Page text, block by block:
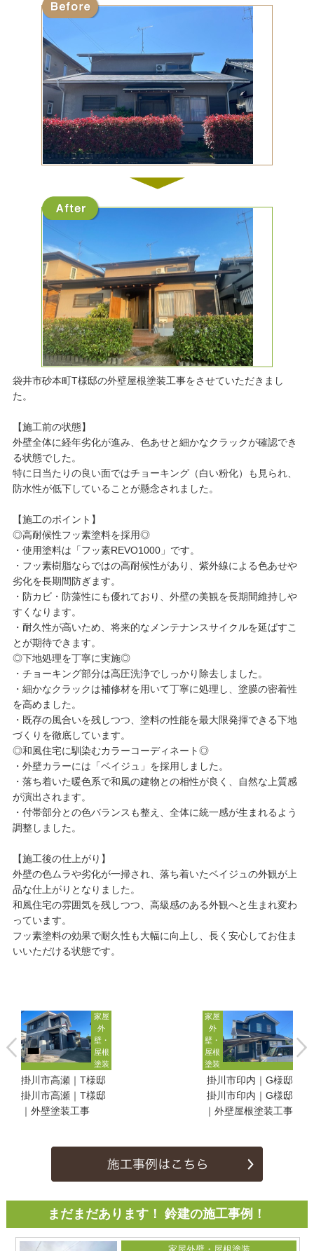
袋井市砂本町T様邸の外壁屋根塗装工事をさせていただきまし
た。
【施工前の状態】
外壁全体に経年劣化が進み、色あせと細かなクラックが確認でき
る状態でした。
特に日当たりの良い面ではチョーキング（白い粉化）も見られ、
防水性が低下していることが懸念されました。
【施工のポイント】
◎高耐候性フッ素塗料を採用◎
・使用塗料は「フッ素REVO1000」です。
・フッ素樹脂ならではの高耐候性があり、紫外線による色あせや
劣化を長期間防ぎます。
・防カビ・防藻性にも優れており、外壁の美観を長期間維持しや
すくなります。
・耐久性が高いため、将来的なメンテナンスサイクルを延ばすこ
とが期待できます。
◎下地処理を丁寧に実施◎
・チョーキング部分は高圧洗浄でしっかり除去しました。
・細かなクラックは補修材を用いて丁寧に処理し、塗膜の密着性
を高めました。
・既存の風合いを残しつつ、塗料の性能を最大限発揮できる下地
づくりを徹底しています。
◎和風住宅に馴染むカラーコーディネート◎
・外壁カラーには「ベイジュ」を採用しました。
・落ち着いた暖色系で和風の建物との相性が良く、自然な上質感
が演出されます。
・付帯部分との色バランスも整え、全体に統一感が生まれるよう
調整しました。
【施工後の仕上がり】
外壁の色ムラや劣化が一掃され、落ち着いたベイジュの外観が上
品な仕上がりとなりました。
和風住宅の雰囲気を残しつつ、高級感のある外観へと生まれ変わ
っています。
フッ素塗料の効果で耐久性も大幅に向上し、長く安心してお住ま
いいただける状態です。
家屋
外
壁・
屋根
塗装
掛川市高瀬｜T様邸
掛川市高瀬｜T様邸
｜外壁塗装工事
家屋
外
壁・
屋根
塗装
掛川市印内｜G様邸
掛川市印内｜G様邸
｜外壁屋根塗装工事
まだまだあります！ 鈴建の施工事例！